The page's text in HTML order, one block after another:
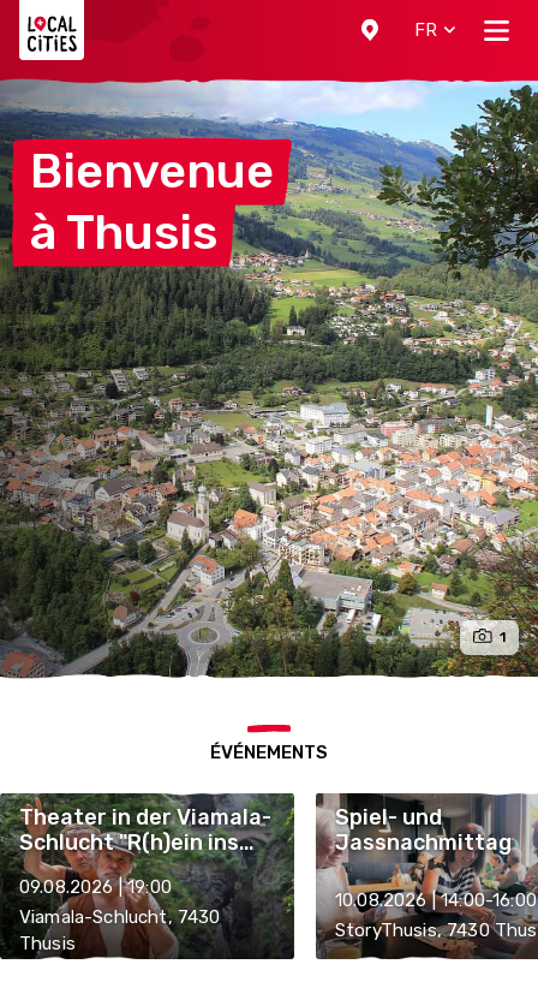
FR
Bienvenue
à Thusis
1
ÉVÉNEMENTS
Theater in der Viamala-
Schlucht "R(h)ein ins
Vergnügen"
09.08.2026 | 19:00
Viamala-Schlucht, 7430
Thusis
Spiel- und
Jassnachmittag
10.08.2026 | 14:00-16:00
StoryThusis, 7430